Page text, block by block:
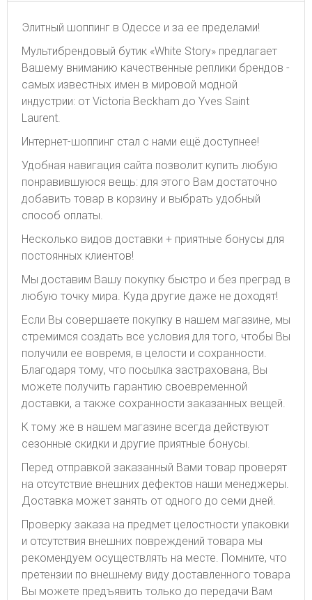
Элитный шоппинг в Одессе и за ее пределами!
Мультибрендовый бутик «White Story» предлагает
Вашему вниманию качественные реплики брендов -
самых известных имен в мировой модной
индустрии: от Victoria Beckham до Yves Saint
Laurent.
Интернет-шоппинг стал с нами ещё доступнее!
Удобная навигация сайта позволит купить любую
понравившуюся вещь: для этого Вам достаточно
добавить товар в корзину и выбрать удобный
способ оплаты.
Несколько видов доставки + приятные бонусы для
постоянных клиентов!
Мы доставим Вашу покупку быстро и без преград в
любую точку мира. Куда другие даже не доходят!
Если Вы совершаете покупку в нашем магазине, мы
стремимся создать все условия для того, чтобы Вы
получили ее вовремя, в целости и сохранности.
Благодаря тому, что посылка застрахована, Вы
можете получить гарантию своевременной
доставки, а также сохранности заказанных вещей.
К тому же в нашем магазине всегда действуют
сезонные скидки и другие приятные бонусы.
Перед отправкой заказанный Вами товар проверят
на отсутствие внешних дефектов наши менеджеры.
Доставка может занять от одного до семи дней.
Проверку заказа на предмет целостности упаковки
и отсутствия внешних повреждений товара мы
рекомендуем осуществлять на месте. Помните, что
претензии по внешнему виду доставленного товара
Вы можете предъявить только до передачи Вам